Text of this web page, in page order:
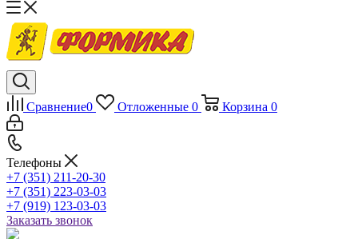
Сравнение0 Отложенные 0 Корзина 0
Телефоны
+7 (351) 211-20-30
+7 (351) 223-03-03
+7 (919) 123-03-03
Заказать звонок